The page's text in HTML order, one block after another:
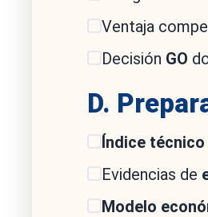
Ventaja
Decisión GO
D.
Índice técnico
Evidencias de
Modelo